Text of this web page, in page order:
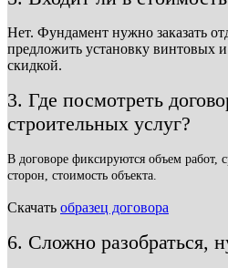
Нет. Фундамент нужно заказать
предложить установку винтовых
скидкой.
3. Где посмотреть
строительных услуг?
В договоре фиксируются объем работ,
сторон, стоимость объекта.
Скачать образец договора
6. Сложно разобраться,